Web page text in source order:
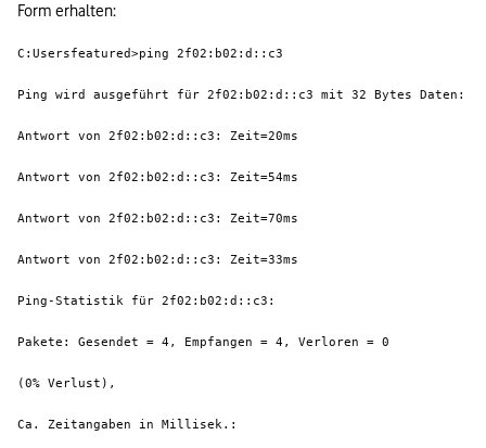
Form erhalten:
C:Usersfeatured>ping 2f02:b02:d::c3
Ping wird ausgeführt für 2f02:b02:d::c3 mit 32 Bytes Daten:
Antwort von 2f02:b02:d::c3: Zeit=20ms
Antwort von 2f02:b02:d::c3: Zeit=54ms
Antwort von 2f02:b02:d::c3: Zeit=70ms
Antwort von 2f02:b02:d::c3: Zeit=33ms
Ping-Statistik für 2f02:b02:d::c3:
Pakete: Gesendet = 4, Empfangen = 4, Verloren = 0
(0% Verlust),
Ca. Zeitangaben in Millisek.: